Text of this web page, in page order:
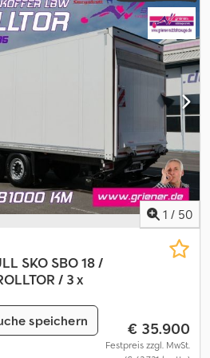
1 / 50
SKO SBO 18 /
/ 3 x
€ 35.900
Festpreis zzgl. MwSt.
speichern